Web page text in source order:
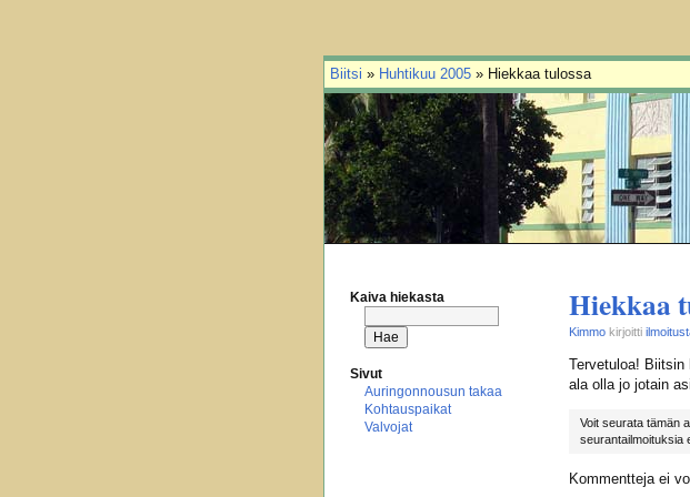
Biitsi » Huhtikuu 2005 » Hiekkaa tulossa
Hiekkaa
Kimmo kirjoitti
Tervetuloa!
ala olla jo jotain
Voit seurata tämän
seurantailmoituksia
Kommentteja ei
Kaiva hiekasta
Sivut
Auringonnousun takaa
Kohtauspaikat
Valvojat